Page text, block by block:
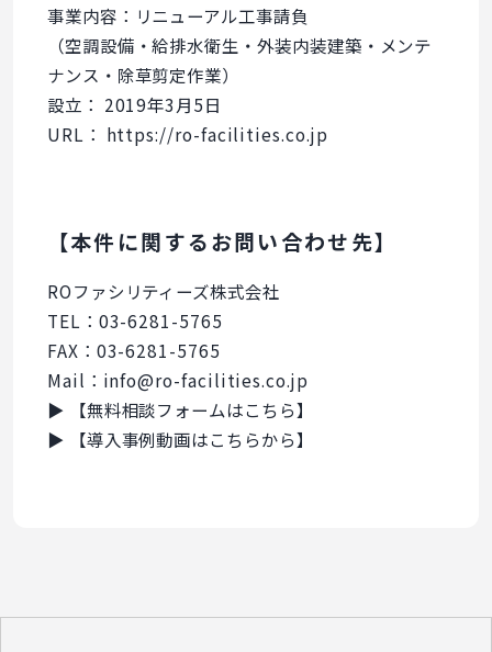
事業内容：リニューアル工事請負
（空調設備・給排水衛生・外装内装建築・メンテ
ナンス・除草剪定作業）
設立： 2019年3月5日
URL： https://ro-facilities.co.jp
【本件に関するお問い合わせ先】
ROファシリティーズ株式会社
TEL：03-6281-5765
FAX：03-6281-5765
Mail：info@ro-facilities.co.jp
▶ 【無料相談フォームはこちら】
▶ 【導入事例動画はこちらから】